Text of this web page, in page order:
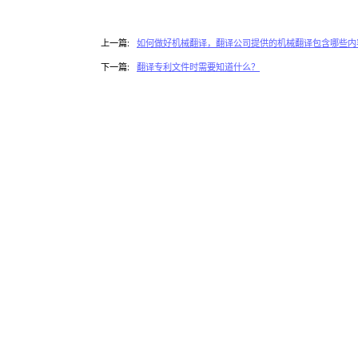
上一篇: 如何做好机械翻译，翻译公司提供的机械翻译包含哪些
下一篇: 翻译专利文件时需要知道什么？